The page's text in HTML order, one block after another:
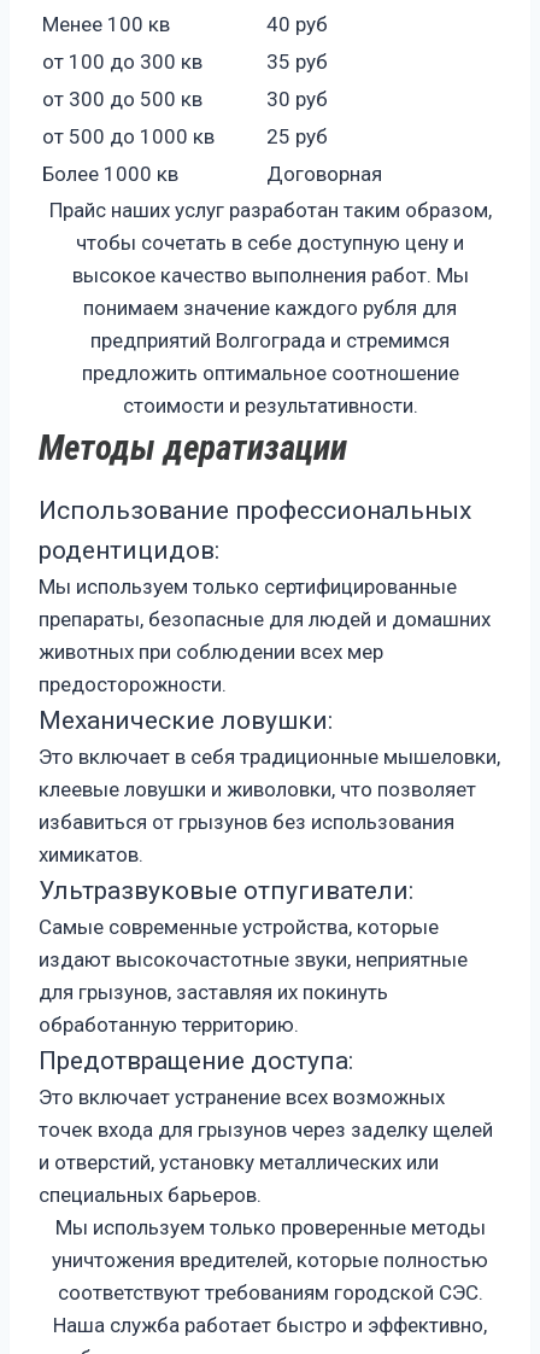
Менее 100 кв
40 руб
от 100 до 300 кв
35 руб
от 300 до 500 кв
30 руб
от 500 до 1000 кв
25 руб
Более 1000 кв
Договорная
Прайс наших услуг разработан таким образом,
чтобы сочетать в себе доступную цену и
высокое качество выполнения работ. Мы
понимаем значение каждого рубля для
предприятий Волгограда и стремимся
предложить оптимальное соотношение
стоимости и результативности.
Методы дератизации
Использование профессиональных
родентицидов:
Мы используем только сертифицированные
препараты, безопасные для людей и домашних
животных при соблюдении всех мер
предосторожности.
Механические ловушки:
Это включает в себя традиционные мышеловки,
клеевые ловушки и живоловки, что позволяет
избавиться от грызунов без использования
химикатов.
Ультразвуковые отпугиватели:
Самые современные устройства, которые
издают высокочастотные звуки, неприятные
для грызунов, заставляя их покинуть
обработанную территорию.
Предотвращение доступа:
Это включает устранение всех возможных
точек входа для грызунов через заделку щелей
и отверстий, установку металлических или
специальных барьеров.
Мы используем только проверенные методы
уничтожения вредителей, которые полностью
соответствуют требованиям городской СЭС.
Наша служба работает быстро и эффективно,